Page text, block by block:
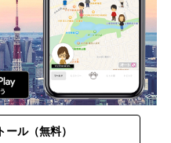
ル（無料）